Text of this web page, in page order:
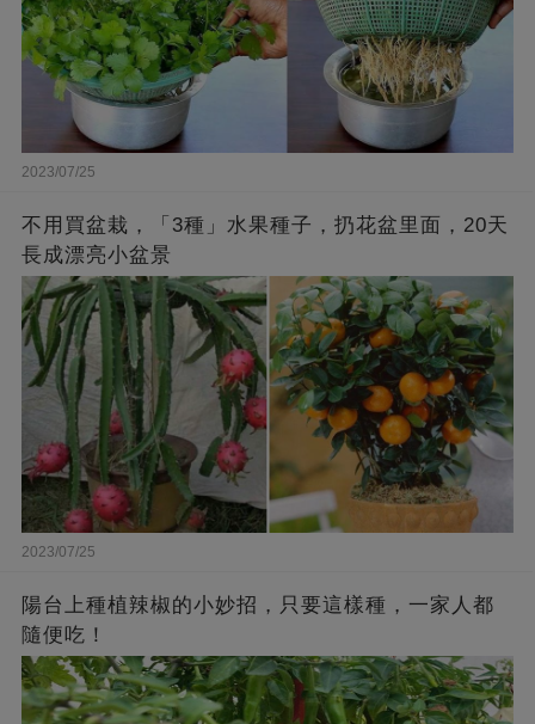
2023/07/25
不用買盆栽，「3種」水果種子，扔花盆里面，20天
長成漂亮小盆景
2023/07/25
陽台上種植辣椒的小妙招，只要這樣種，一家人都
隨便吃！